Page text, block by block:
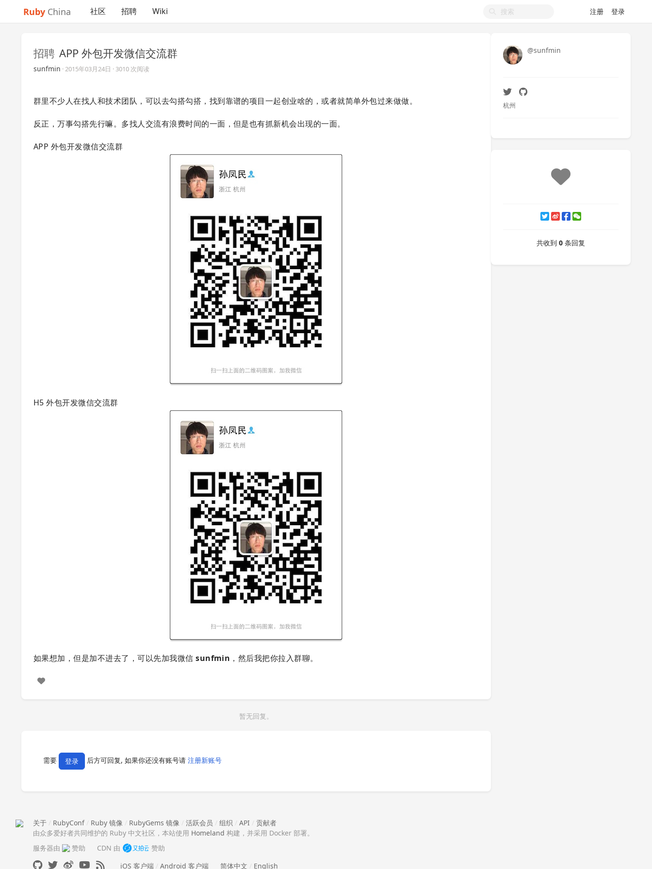
Ruby China 社区 招聘 Wiki 注册 登录
招聘 APP 外包开发微信交流群
sunfmin ·2015年03月24日 · 3010 次阅读
群里不少人在找人和技术团队，可以去勾搭勾搭，找到靠谱的项目一起创业啥的，或者就简单外包过来做做。
反正，万事勾搭先行嘛。多找人交流有浪费时间的一面，但是也有抓新机会出现的一面。
APP 外包开发微信交流群
H5 外包开发微信交流群
如果想加，但是加不进去了，可以先加我微信sunfmin ，然后我把你拉入群聊。
暂无回复。
需要 登录 后方可回复, 如果你还没有账号请 注册新账号
@sunfmin
杭州
共收到 0 条回复
关于 / RubyConf/ Ruby 镜像 / RubyGems 镜像 / 活跃会员 / 组织 / API / 贡献者
由众多爱好者共同维护的 Ruby 中文社区，本站使用 Homeland 构建，并采用 Docker 部署。
服务器由
赞助 CDN 由
赞助
iOS 客户端 / Android 客户端 简体中文 / English